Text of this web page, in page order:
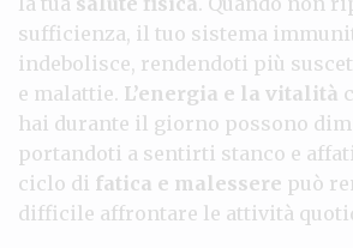
sufficienza, il tuo sistema
indebolisce, rendendoti più
e malattie. L’energia e la vitalità
hai durante il giorno possono
portandoti a sentirti stanco e
ciclo di fatica e malessere può
difficile affrontare le attività